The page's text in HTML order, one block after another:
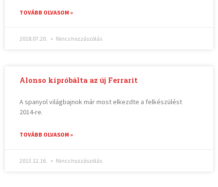
TOVÁBB OLVASOM »
2018.07.20. Nincs hozzászólás
Alonso kipróbálta az új Ferrarit
A spanyol világbajnok már most elkezdte a felkészülést
2014-re.
TOVÁBB OLVASOM »
2013.12.16. Nincs hozzászólás